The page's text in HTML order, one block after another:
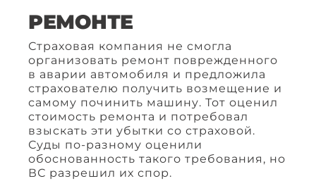
РЕМОНТЕ
Страховая компания не смогла
организовать ремонт поврежденного
в аварии автомобиля и предложила
страхователю получить возмещение и
самому починить машину. Тот оценил
стоимость ремонта и потребовал
взыскать эти убытки со страховой.
Суды по-разному оценили
обоснованность такого требования, но
ВС разрешил их спор.